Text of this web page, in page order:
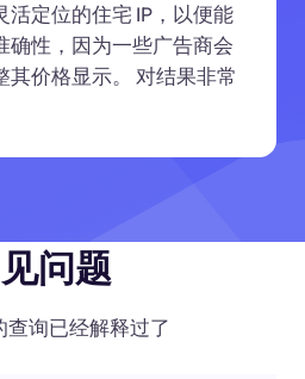
活定位的住宅 IP，以便能
确性，因为一些广告商会
其价格显示。 对结果非常
问题
查询已经解释过了